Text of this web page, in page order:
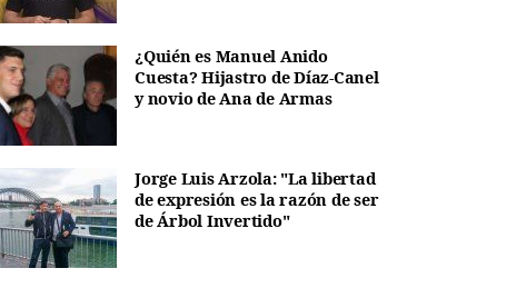
¿Quién es Manuel Anido
Cuesta? Hijastro de Díaz-Canel
y novio de Ana de Armas
Jorge Luis Arzola: "La libertad
de expresión es la razón de ser
de Árbol Invertido"